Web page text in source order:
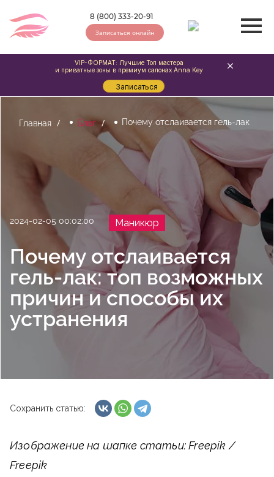
8 (800) 333-20-91
Записаться онлайн
Главная Блог Почему отслаивается гель-лак
2024-02-05 00:02:00 Маникюр
Почему отслаивается
гель-лак: топ возможных
причин и способы их
устранения
Сохранить статью:
Изображение на шапке статьи: Freepik /
Freepik
VIP-ФОРМАТ: Лучшие Топ мастера
и приватные зоны в премиум салонах Anna Key
Записаться